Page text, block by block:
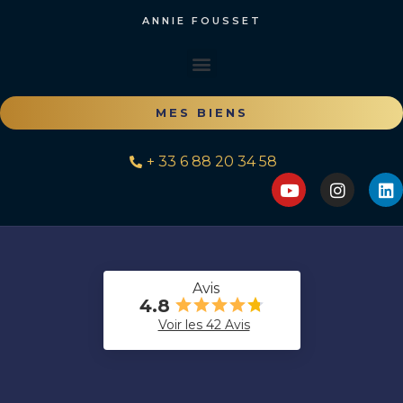
ANNIE FOUSSET
MES BIENS
+ 33 6 88 20 34 58
Avis
4.8
Voir les 42 Avis